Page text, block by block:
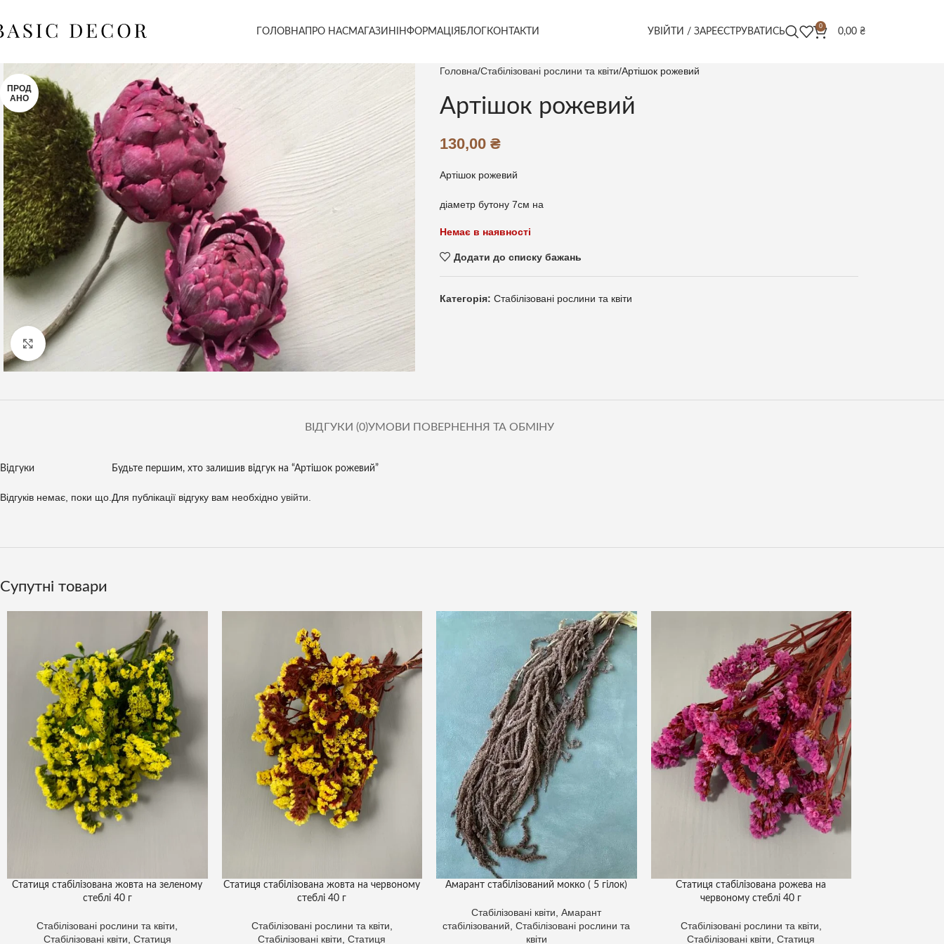
ГОЛОВНАПРО НАСМАГАЗИН ІНФОРМАЦІЯ БЛОГ КОНТАКТИ УВІЙТИ / ЗАРЕЄСТРУВАТИСЬ
0
0,00 ₴
ПРОД
АНО
Клацніть, щоб збільшити
Головна Стабілізовані рослини та квіти Артішок рожевий
Артішок рожевий
130,00 ₴
Артішок рожевий
діаметр бутону 7см на
Немає в наявності
Додати до списку бажань
Категорія: Стабілізовані рослини та квіти
ВІДГУКИ (0)УМОВИ ПОВЕРНЕННЯ ТА ОБМІНУ
Відгуки
Відгуків немає, поки що.
Будьте першим, хто залишив відгук на “Артішок рожевий”
Для публікації відгуку вам необхідно увійти.
Супутні товари
Статиця стабілізована жовта на зеленому
стеблі 40 г
Стабілізовані рослини та квіти
Стабілізовані квіти Статиця
Статиця стабілізована жовта на червоному
стеблі 40 г
Стабілізовані рослини та квіти
Стабілізовані квіти ,Статиця
Амарант стабілізований мокко ( 5 гілок)
Стабілізовані квіти ,Амарант
стабілізований ,Стабілізовані рослини та
квіти
Статиця стабілізована рожева на
червоному стеблі 40 г
Стабілізовані рослини та квіти
Стабілізовані квіти ,Статиця